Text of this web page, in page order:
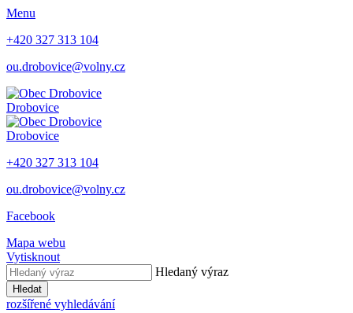
Menu
+420 327 313 104
ou.drobovice@volny.cz
Drobovice
Drobovice
+420 327 313 104
ou.drobovice@volny.cz
Facebook
Mapa webu
Vytisknout
Hledaný výraz
Hledat
rozšířené vyhledávání